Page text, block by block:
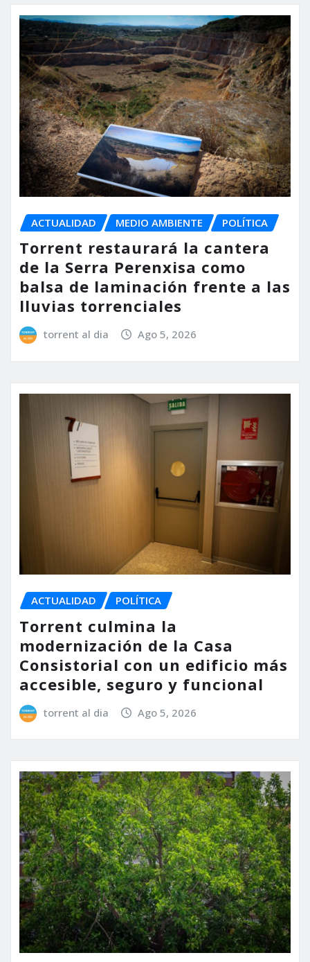
ACTUALIDAD MEDIO AMBIENTE POLÍTICA
Torrent restaurará la cantera
de la Serra Perenxisa como
balsa de laminación frente a las
lluvias torrenciales
torrent al dia Ago 5, 2026
ACTUALIDAD POLÍTICA
Torrent culmina la
modernización de la Casa
Consistorial con un edificio más
accesible, seguro y funcional
torrent al dia Ago 5, 2026